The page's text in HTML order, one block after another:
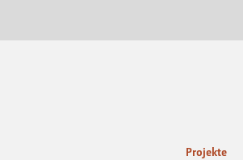
Projekte